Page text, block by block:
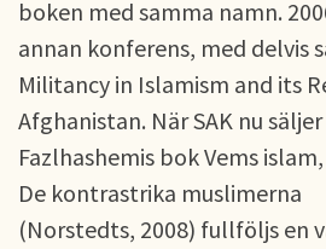
boken med samma namn.
annan konferens, med delvis
Militancy in Islamism and its
Afghanistan. När SAK nu
Fazlhashemis bok Vems
De kontrastrika muslimerna
(Norstedts, 2008) fullföljs en